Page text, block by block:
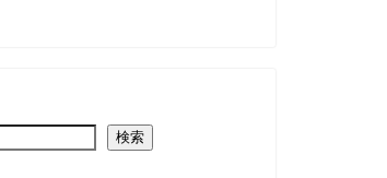
検索